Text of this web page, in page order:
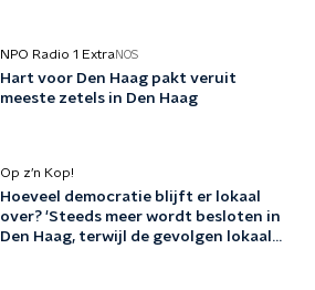
NPO Radio 1 Extra NOS
Hart voor Den Haag pakt veruit
meeste zetels in Den Haag
Op z’n Kop!
Hoeveel democratie blijft er lokaal
over? 'Steeds meer wordt besloten in
Den Haag, terwijl de gevolgen lokaal